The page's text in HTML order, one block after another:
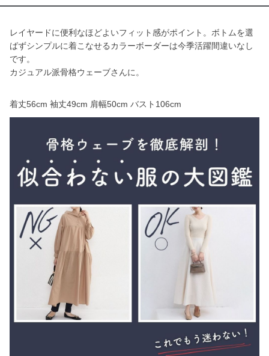
レイヤードに便利なほどよいフィット感がポイント。ボトムを選
ばずシンプルに着こなせるカラーボーダーは今季活躍間違いなし
です。
カジュアル派骨格ウェーブさんに。